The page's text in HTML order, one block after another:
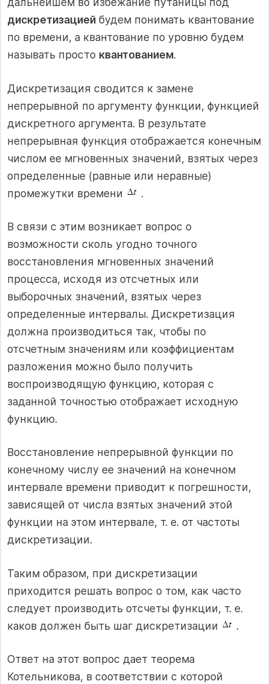
дискретизацией будем понимать квантование
по времени, а квантование по уровню будем
называть просто квантованием.
Дискретизация сводится к замене
непрерывной по аргументу функции, функцией
дискретного аргумента. В результате
непрерывная функция отображается конечным
числом ее мгновенных значений, взятых через
определенные (равные или неравные)
промежутки времени
.
В связи с этим возникает вопрос о
возможности сколь угодно точного
восстановления мгновенных значений
процесса, исходя из отсчетных или
выборочных значений, взятых через
определенные интервалы. Дискретизация
должна производиться так, чтобы по
отсчетным значениям или коэффициентам
разложения можно было получить
воспроизводящую функцию, которая с
заданной точностью отображает исходную
функцию.
Восстановление непрерывной функции по
конечному числу ее значений на конечном
интервале времени приводит к погрешности,
зависящей от числа взятых значений этой
функции на этом интервале, т. е. от частоты
дискретизации.
Таким образом, при дискретизации
приходится решать вопрос о том, как часто
следует производить отсчеты функции, т. е.
каков должен быть шаг дискретизации
.
Ответ на этот вопрос дает теорема
Котельникова, в соответствии с которой